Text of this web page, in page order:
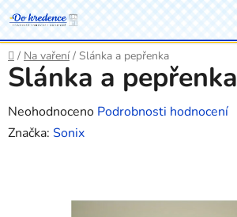
Přejít
na
obsah
Domů
/ Na vaření / Slánka a pepřenka
Slánka a pepřenka
Průměrné
hodnocení
Neohodnoceno Podrobnosti hodnocení
Značka: Sonix